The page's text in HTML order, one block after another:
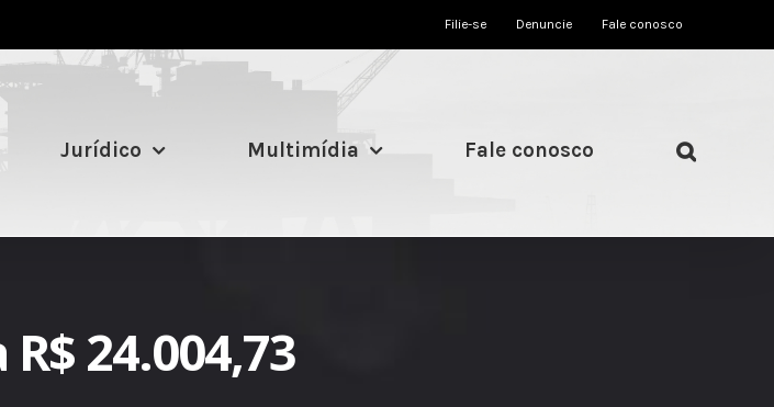
Filie-se Denuncie Fale conosco
Jurídico Multimídia Fale conosco
24.004,73